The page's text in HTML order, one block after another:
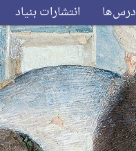
درس‌ها انتشارات بنیاد